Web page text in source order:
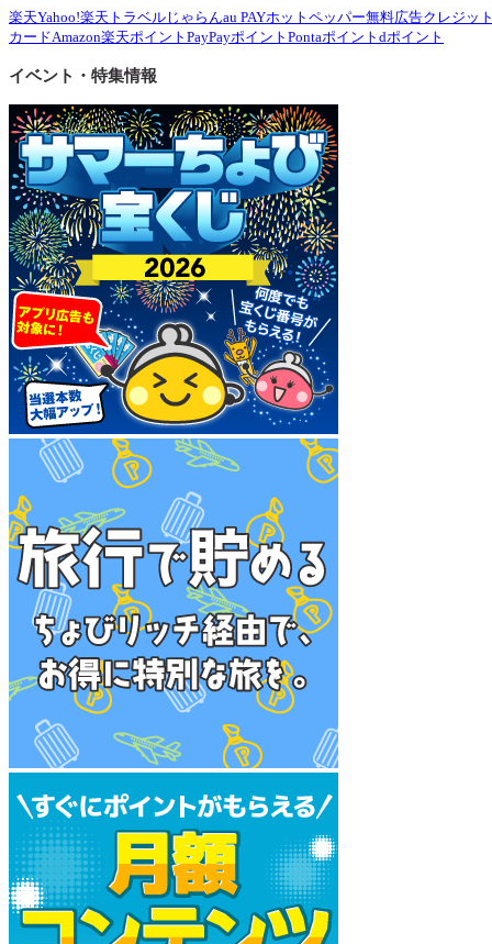
楽天Yahoo!楽天トラベル じゃらんau PAYホットペッパー無料広告クレジッ
カードAmazon楽天ポイント PayPayポイント Pontaポイント dポイント
イベント・特集情報